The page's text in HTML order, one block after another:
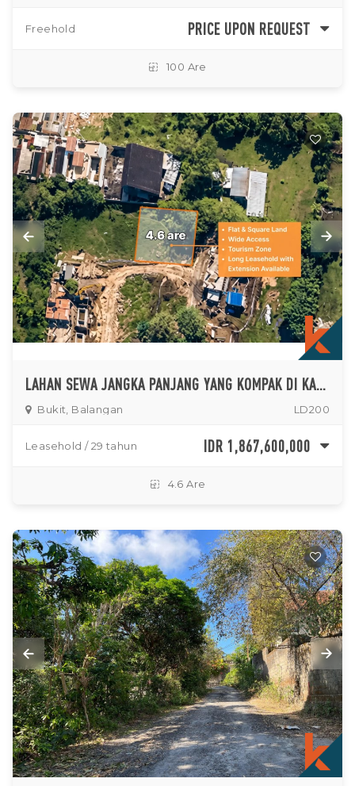
Freehold PRICE UPON REQUEST
100 Are
LAHAN SEWA JANGKA PANJANG YANG KOMPAK DI KAWASAN WISATA BALANGAN
Bukit, Balangan LD200
Leasehold / 29 tahun IDR 1,867,600,000
4.6 Are